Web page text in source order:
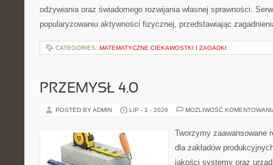
odżywiania oraz świadomego rozwijania własnej sprawności.
popularyzowaniu aktywności fizycznej, przedstawiając
CATEGORIES: MATEMATYCZNE CIEKAWOSTKI I ZAGADKI
PRZEMYSŁ 4.0
POSTED BY ADMIN LIP - 1 - 2026 MOŻLIWOŚĆ
Tworzymy zaawansowane
dla zakładów
jakości systemy oraz